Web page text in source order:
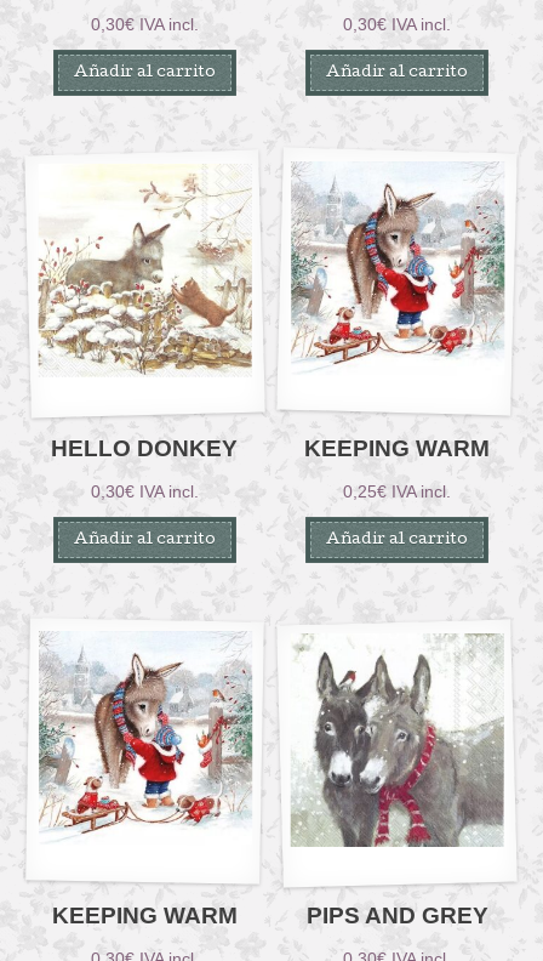
0,30€ IVA incl.
Añadir al carrito
0,30€ IVA incl.
Añadir al carrito
HELLO DONKEY
0,30€ IVA incl.
Añadir al carrito
KEEPING WARM
0,25€ IVA incl.
Añadir al carrito
KEEPING WARM PIPS AND GREY